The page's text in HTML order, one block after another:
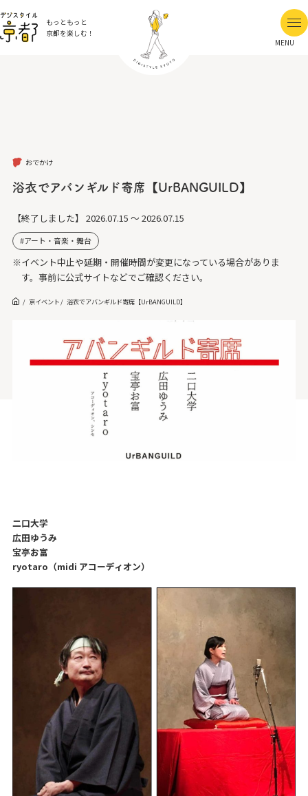
もっともっと
京都を楽しむ！
MENU
おでかけ
浴衣でアバンギルド寄席【UrBANGUILD】
【終了しました】 2026.07.15 ～ 2026.07.15
アート・音楽・舞台
※イベント中止や延期・開催時間が変更になっている場合がありま
す。事前に公式サイトなどでご確認ください。
京イベント 浴衣でアバンギルド寄席【UrBANGUILD】
二口大学
広田ゆうみ
宝亭お富
ryotaro（midi アコーディオン）